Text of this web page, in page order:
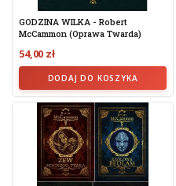
GODZINA WILKA - Robert
McCammon (oprawa Twarda)
54,00 zł
DODAJ DO KOSZYKA